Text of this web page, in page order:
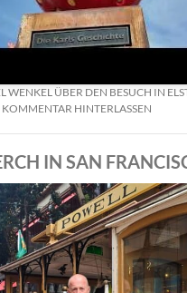
WENKEL ÜBER DEN BESUCH IN
KOMMENTAR HINTERLASSEN
IN SAN